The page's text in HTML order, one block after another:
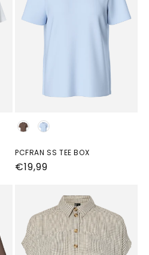
Kleur
PCFRAN SS TEE BOX
Normale
€19,99